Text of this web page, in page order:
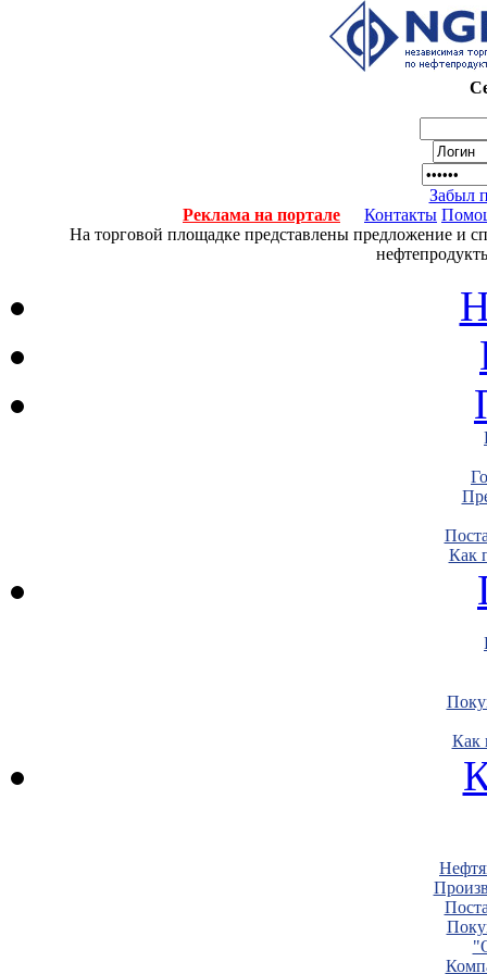
Забыл
Реклама на портале
Контакты
На торговой площадке представлены предложение и
Как
Как